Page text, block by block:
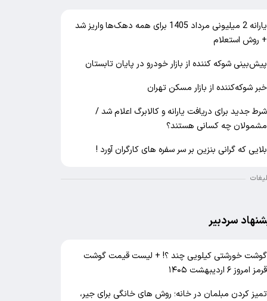
یارانه 2 میلیونی مرداد 1405 برای همه دهک‌ها واریز شد
+ روش استعلام
پیش‌بینی شوکه کننده از بازار خودرو در پایان تابستان
خبر شوکه‌کننده از بازار مسکن تهران
شرط جدید برای دریافت یارانه و کالابرگ اعلام شد /
مشمولان چه کسانی هستند؟
بلایی که گرانی بنزین بر سر سفره های کارگران آورد !
سردبیر
گوشت خورشتی کیلویی چند ؟! + لیست قیمت گوشت
قرمز امروز ۶ اردیبهشت ۱۴۰۵
تمیز کردن مبلمان در خانه؛ روش های خانگی برای جیر،